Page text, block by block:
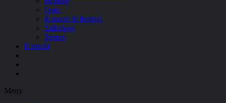
Quiz
Konsert & festival
Talkshow
Teman
Kontakt
Meny